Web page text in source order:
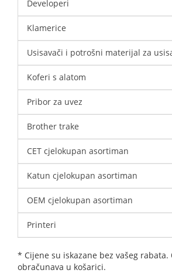
Developeri
Klamerice
Usisavači i potrošni materijal za
Koferi s alatom
Pribor za uvez
Brother trake
CET cjelokupan asortiman
Katun cjelokupan asortiman
OEM cjelokupan asortiman
Printeri
* Cijene su iskazane bez vašeg
obračunava u košarici.